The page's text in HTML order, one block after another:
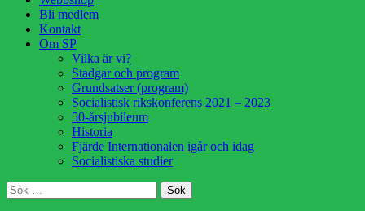
Bli medlem
Kontakt
Om SP
Vilka är vi?
Stadgar och program
Grundsatser (program)
Socialistisk rikskonferens 2021 – 2023
50-årsjubileum
Historia
Fjärde Internationalen igår och idag
Socialistiska studier
Sök
Sök
efter: